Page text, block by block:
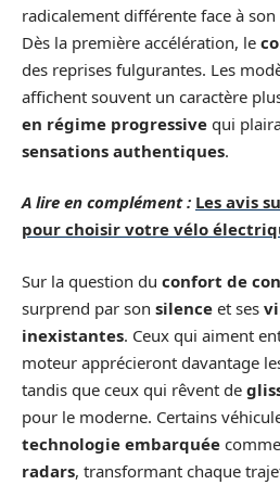
radicalement différente face à son
Dès la première accélération, le
des reprises fulgurantes. Les
affichent souvent un caractère
en régime progressive qui
sensations authentiques.
A lire en complément : Les avis
pour choisir votre vélo
Sur la question du confort de
surprend par son silence et ses
inexistantes. Ceux qui aiment
moteur apprécieront davantage
tandis que ceux qui rêvent de
pour le moderne. Certains
technologie embarquée
radars, transformant chaque